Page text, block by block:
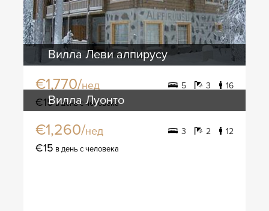
Вилла Леви алпирусу
€1,770/нед 5 3 16
€15в день с человека
Вилла Луонто
€1,260/нед 3 2 12
€15 в день с человека